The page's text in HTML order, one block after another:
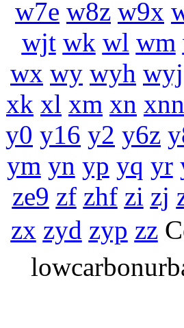
w7e w8z w9x
wjt wk wl wm
wx wy wyh wyj
xk xl xm xn xnn
y0 y16 y2 y6z
ym yn yp yq yr
ze9 zf zhf zi zj
zx zyd zyp zz